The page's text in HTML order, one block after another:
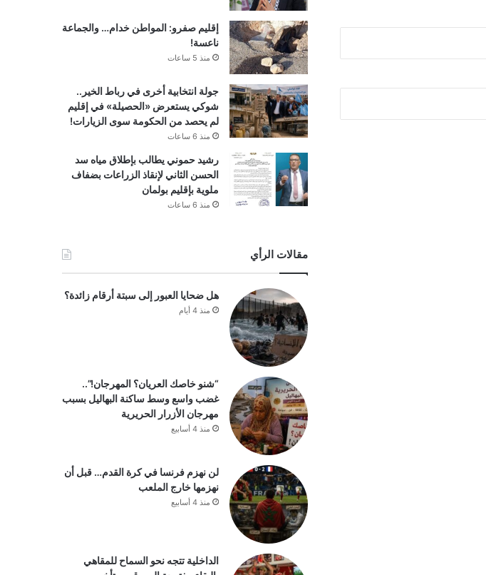
إقليم صفرو: المواطن خدام… والجماعة
ناعسة!
منذ 5 ساعات
جولة انتخابية أخرى في رباط الخير..
شوكي يستعرض «الحصيلة» في إقليم
لم يحصد من الحكومة سوى الزيارات!
منذ 6 ساعات
رشيد حموني يطالب بإطلاق مياه سد
الحسن الثاني لإنقاذ الزراعات بضفاف
ملوية بإقليم بولمان
منذ 6 ساعات
مقالات الرأي
هل ضحايا العبور إلى سبتة أرقام زائدة؟
منذ 4 أيام
“شنو خاصك العريان؟ المهرجان!”..
غضب واسع وسط ساكنة البهاليل بسبب
مهرجان الأزرار الحريرية
منذ 4 أسابيع
لن نهزم فرنسا في كرة القدم… قبل أن
نهزمها خارج الملعب
منذ 4 أسابيع
الداخلية تتجه نحو السماح للمقاهي